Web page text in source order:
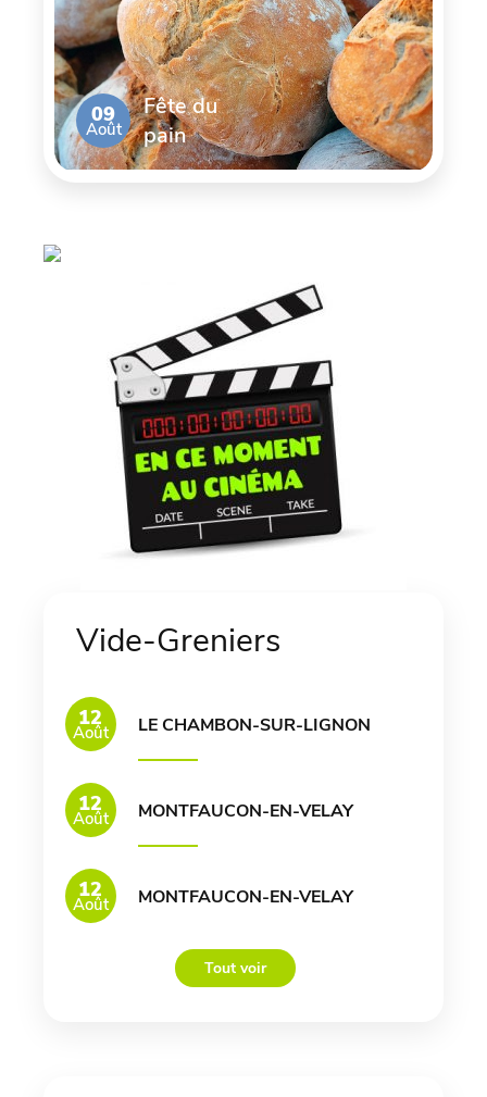
09
Août
Fête du
pain
Vide-Greniers
12
Août LE CHAMBON-SUR-LIGNON
12
Août MONTFAUCON-EN-VELAY
12
Août MONTFAUCON-EN-VELAY
Tout voir